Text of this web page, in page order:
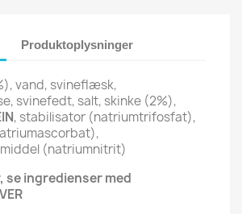
Produktoplysninger
vand, svineflæsk,
svinefedt, salt, skinke (2%),
, stabilisator (natriumtrifosfat),
(natriumnitrit)
se ingredienser med